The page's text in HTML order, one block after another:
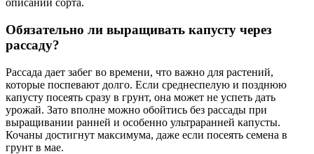
описании сорта.
Обязательно ли выращивать капусту через
рассаду?
Рассада дает забег во времени, что важно для растений,
которые поспевают долго. Если среднеспелую и позднюю
капусту посеять сразу в грунт, она может не успеть дать
урожай. Зато вполне можно обойтись без рассады при
выращивании ранней и особенно ультраранней капусты.
Кочаны достигнут максимума, даже если посеять семена в
грунт в мае.